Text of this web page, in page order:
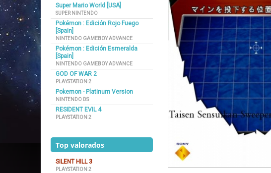
Super Mario World [USA]
SUPER NINTENDO
Pokémon : Edición Rojo Fuego
[Spain]
NINTENDO GAMEBOY ADVANCE
Pokémon : Edición Esmeralda
[Spain]
NINTENDO GAMEBOY ADVANCE
GOD OF WAR 2
PLAYSTATION 2
Pokemon - Platinum Version
NINTENDO DS
RESIDENT EVIL 4
PLAYSTATION 2
Top valorados
SILENT HILL 3
PLAYSTATION 2